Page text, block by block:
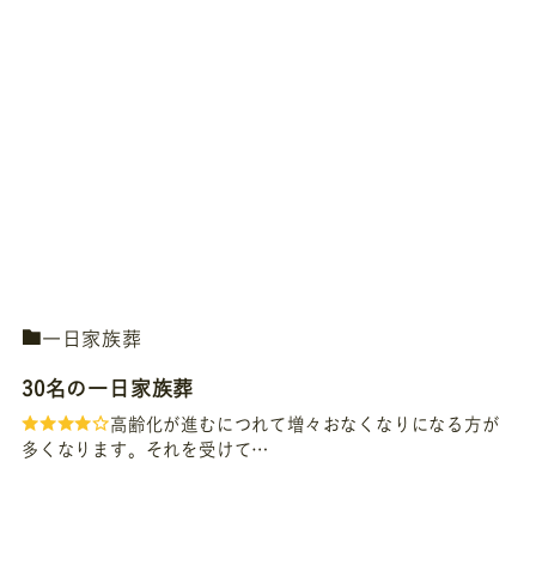
一日家族葬
30名の一日家族葬
高齢化が進むにつれて増々おなくなりになる方が
多くなります。それを受けて…